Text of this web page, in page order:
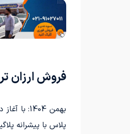
فروش ارزان
بهمن
پلاس با پیشرانه